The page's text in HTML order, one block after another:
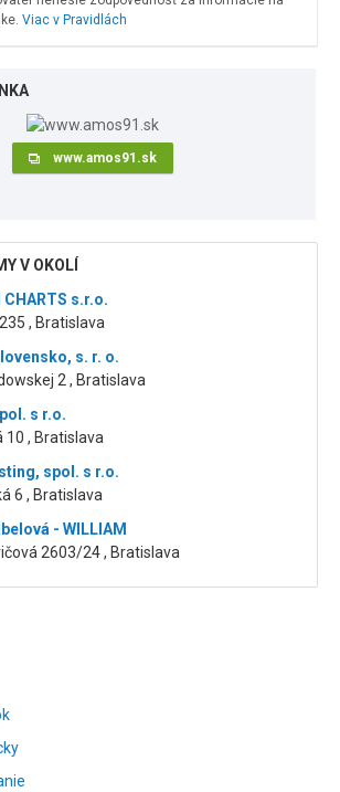
Viac v Pravidlách
www.amos91.sk
V OKOLÍ
CHARTS s.r.o.
, Bratislava
s. r. o.
2 , Bratislava
s r.o.
10 , Bratislava
spol. s r.o.
6 , Bratislava
- WILLIAM
2603/24 , Bratislava